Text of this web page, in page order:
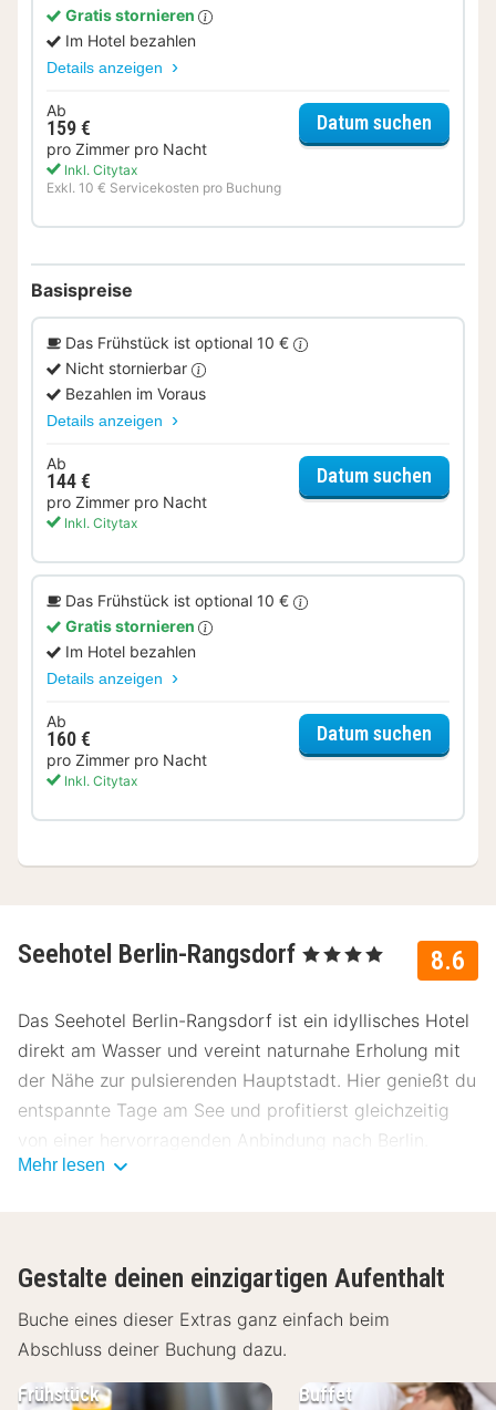
Gratis stornieren
Im Hotel bezahlen
Details anzeigen
Ab
159 €
pro Zimmer pro Nacht
Inkl. Citytax
Exkl. 10 € Servicekosten pro Buchung
Datum suchen
Basispreise
Das Frühstück ist optional 10 €
Nicht stornierbar
Bezahlen im Voraus
Details anzeigen
Ab
144 €
pro Zimmer pro Nacht
Inkl. Citytax
Datum suchen
Das Frühstück ist optional 10 €
Gratis stornieren
Im Hotel bezahlen
Details anzeigen
Ab
160 €
pro Zimmer pro Nacht
Inkl. Citytax
Datum suchen
8.6
Seehotel Berlin-Rangsdorf , 4 Sterne
Das Seehotel Berlin-Rangsdorf ist ein idyllisches Hotel
direkt am Wasser und vereint naturnahe Erholung mit
der Nähe zur pulsierenden Hauptstadt. Hier genießt du
entspannte Tage am See und profitierst gleichzeitig
von einer hervorragenden Anbindung nach Berlin.
Umgebung und die gute Erreichbarkeit machen es zu
einem idealen Ausgangspunkt für Natur- und
Städtereisen:
Rangsdorfer See – direkt am Hotel
Mehr lesen
Gestalte deinen einzigartigen Aufenthalt
Buche eines dieser Extras ganz einfach beim
Abschluss deiner Buchung dazu.
Buffet
Frühstück